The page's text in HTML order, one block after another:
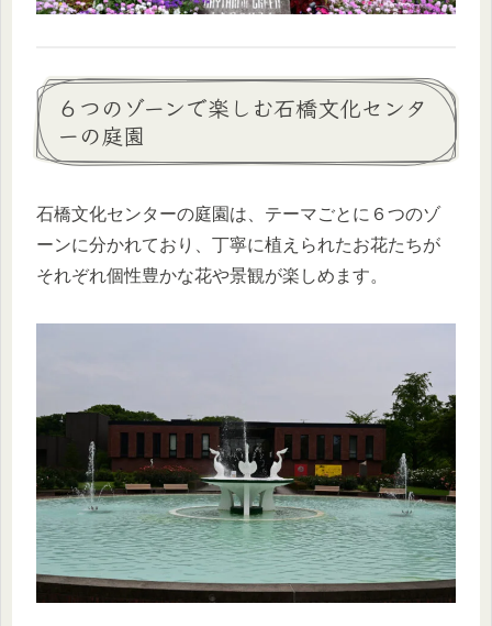
６つのゾーンで楽しむ石橋文化センタ
ーの庭園
石橋文化センターの庭園は、テーマごとに６つのゾ
ーンに分かれており、丁寧に植えられたお花たちが
それぞれ個性豊かな花や景観が楽しめます。